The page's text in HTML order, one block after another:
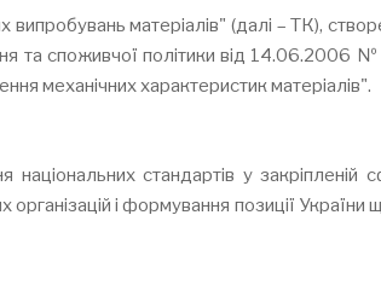
матеріалів" (далі – ТК),
та споживчої політики від 14.06.2006
механічних характеристик матеріалів".
стандартів у закріпленій
організацій і формування позиції України